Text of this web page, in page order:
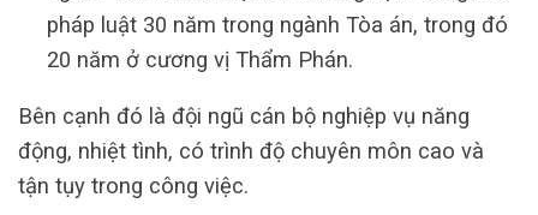
pháp luật 30 năm trong ngành Tòa án, trong đó
20 năm ở cương vị Thẩm Phán.
Bên cạnh đó là đội ngũ cán bộ nghiệp vụ năng
động, nhiệt tình, có trình độ chuyên môn cao và
tận tụy trong công việc.